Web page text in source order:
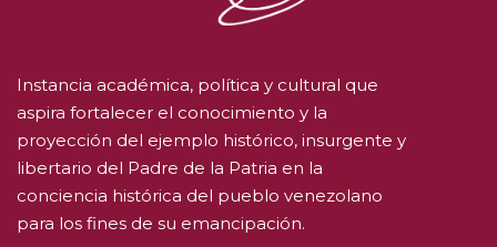
Instancia académica, política y cultural que
aspira fortalecer el conocimiento y la
proyección del ejemplo histórico, insurgente y
libertario del Padre de la Patria en la
conciencia histórica del pueblo venezolano
para los fines de su emancipación.